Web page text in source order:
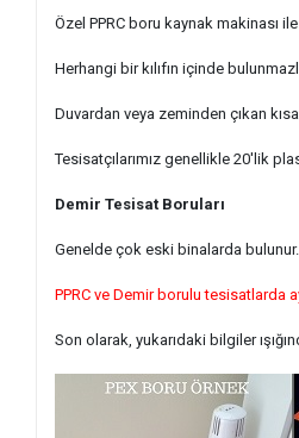
Özel PPRC boru kaynak makinası
Herhangi bir kılıfın içinde
Duvardan veya zeminden çıkan
Tesisatçılarımız genellikle 20'lik
Demir Tesisat Boruları
Genelde çok eski binalarda
PPRC ve Demir borulu tesisatlarda
Son olarak, yukarıdaki bilgiler